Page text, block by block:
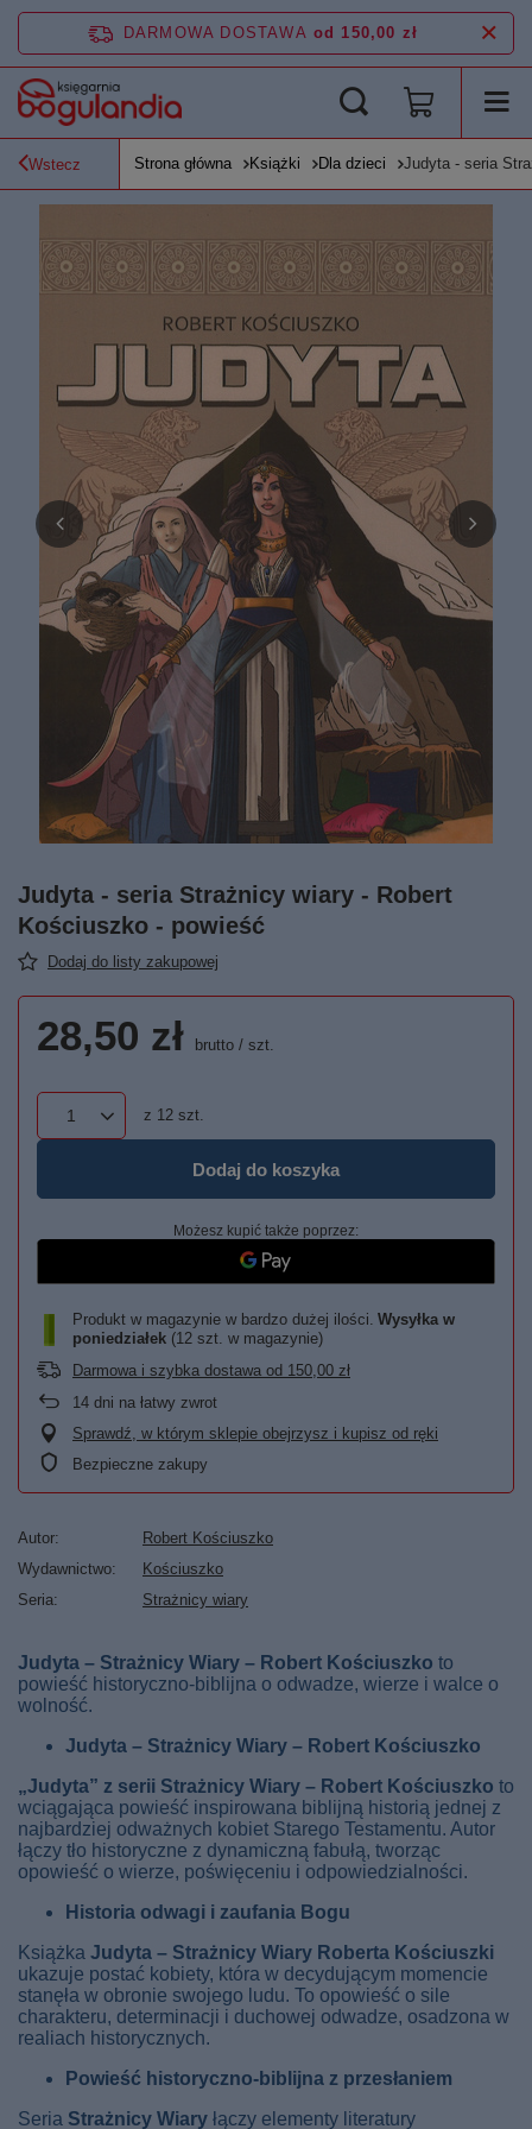
DARMOWA DOSTAWA od 150,00 zł
Wstecz Strona główna Książki Dla dzieci Judyta - seria
Judyta - seria Strażnicy wiary - Robert
Kościuszko - powieść
Dodaj do listy zakupowej
28,50 zł brutto / szt.
z 12 szt.
Dodaj do koszyka
Możesz kupić także poprzez:
Produkt w magazynie w bardzo dużej ilości Wysyłka w
poniedziałek (12 szt. w magazynie)
Darmowa i szybka dostawa od 150,00 zł
14 dni na łatwy zwrot
Sprawdź, w którym sklepie obejrzysz i kupisz od ręki
Bezpieczne zakupy
Autor
Robert Kościuszko
Wydawnictwo
Kościuszko
Seria
Strażnicy wiary
Judyta – Strażnicy Wiary – Robert Kościuszko to
powieść historyczno-biblijna o odwadze, wierze i walce o
wolność.
Judyta – Strażnicy Wiary – Robert Kościuszko
„Judyta” z serii Strażnicy Wiary – Robert Kościuszko to
wciągająca powieść inspirowana biblijną historią jednej z
najbardziej odważnych kobiet Starego Testamentu. Autor
łączy tło historyczne z dynamiczną fabułą, tworząc
opowieść o wierze, poświęceniu i odpowiedzialności.
Historia odwagi i zaufania Bogu
Książka Judyta – Strażnicy Wiary Roberta Kościuszki
ukazuje postać kobiety, która w decydującym momencie
stanęła w obronie swojego ludu. To opowieść o sile
charakteru, determinacji i duchowej odwadze, osadzona w
realiach historycznych.
Powieść historyczno-biblijna z przesłaniem
Seria Strażnicy Wiary łączy elementy literatury